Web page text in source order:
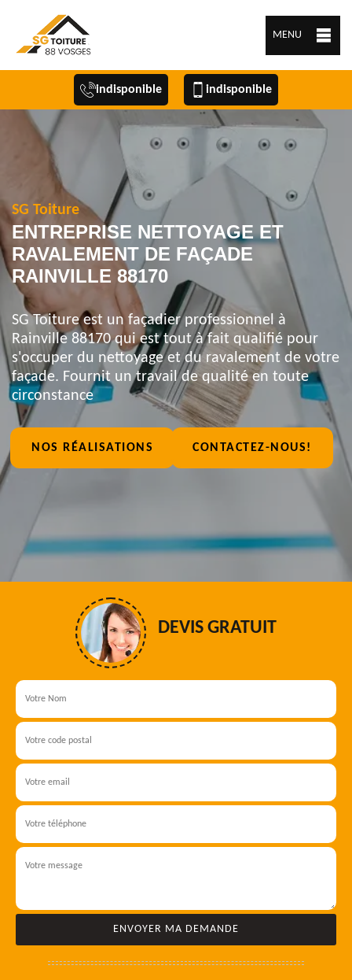
MENU
indisponible indisponible
SG Toiture
ENTREPRISE NETTOYAGE ET
RAVALEMENT DE FAÇADE
RAINVILLE 88170
SG Toiture est un façadier professionnel à
Rainville 88170 qui est tout à fait qualifié pour
s'occuper du nettoyage et du ravalement de votre
façade. Fournit un travail de qualité en toute
circonstance
NOS RÉALISATIONS CONTACTEZ-NOUS!
DEVIS GRATUIT